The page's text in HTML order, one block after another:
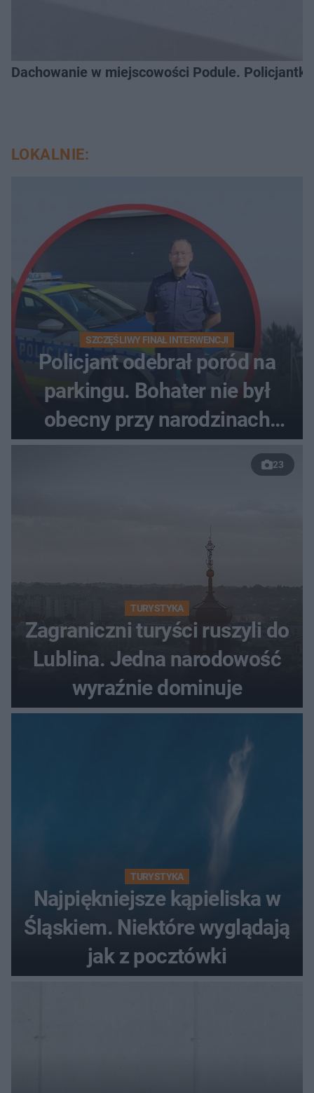
Dachowanie w miejscowości Podule.
LOKALNIE:
SZCZĘŚLIWY FINAŁ INTERWENCJI
Policjant odebrał poród na
parkingu. Bohater nie był
obecny przy narodzinach
23
TURYSTYKA
Zagraniczni turyści ruszyli do
Lublina. Jedna narodowość
wyraźnie dominuje
TURYSTYKA
Najpiękniejsze kąpieliska w
Śląskiem. Niektóre wyglądają
jak z pocztówki